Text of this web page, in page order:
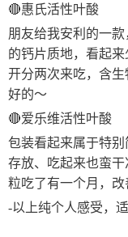
🔴惠氏活性叶酸
朋友给我安利的一
的钙片质地，看起
开分两次来吃，含
好的～
🔴爱乐维活性叶酸
包装看起来属于特
存放、吃起来也蛮
粒吃了有一个月，
-以上纯个人感受，适